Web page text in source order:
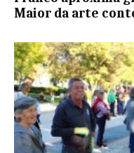
Maior da arte